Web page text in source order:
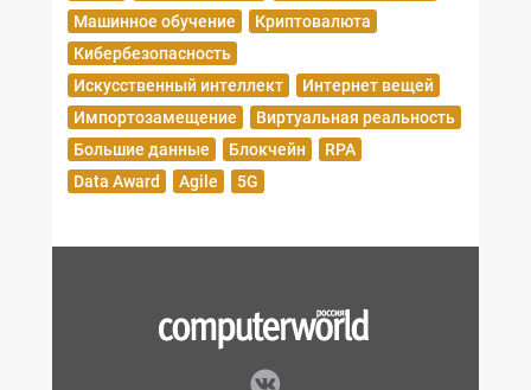
Машинное обучение
Криптовалюта
Кибербезопасность
Искусственный интеллект
Интернет вещей
Импортозамещение
Виртуальная реальность
Большие данные
Блокчейн
RPA
Data Award
Agile 5G